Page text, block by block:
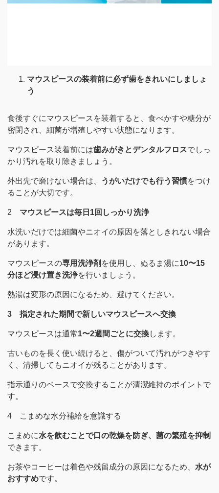
マウスピースの装着前に必ず歯をきれいにしましょ
う
食後すぐにマウスピースを装着すると、食べかすや糖分が
密閉され、細菌が増殖しやすい状態になります。
マウスピース装着前には歯みがきとデンタルフロスでしっ
かり汚れを取り除きましょう。
外出先で磨けない場合は、 うがいだけでも行う習慣をつけ
ることが大切です。
2 マウスピースは毎日1回しっかり洗浄
水洗いだけでは細菌やニオイの原因を落としきれない場合
があります。
マウスピースの専用洗浄剤 を使用し、ぬるま湯に10〜15
分ほど浸け置き洗浄を行いましょう。
熱湯は変形の原因になるため、避けてください。
3 指定された期間で新しいマウスピースへ交換
マウスピースは通常1〜2週間ごとに交換します。
古いものを長く使い続けると、傷がついて汚れがつきやす
く、清掃してもニオイが残ることがあります。
指示通りのペースで交換することが清潔維持のポイントで
す。
4 こまめな水分補給を意識する
こまめに水を飲むことで口の乾燥を防ぎ、菌の繁殖を抑制
できます。
お茶やコーヒーは着色や残留成分の原因になるため、 水が
おすすめです。